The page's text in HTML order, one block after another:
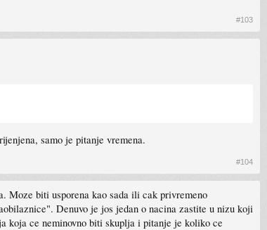
#103
samo je pitanje vremena.
#104
Moze biti usporena kao sada ili cak privremeno
Denuvo je jos jedan o nacina zastite u nizu koji
koja ce neminovno biti skuplja i pitanje je koliko ce